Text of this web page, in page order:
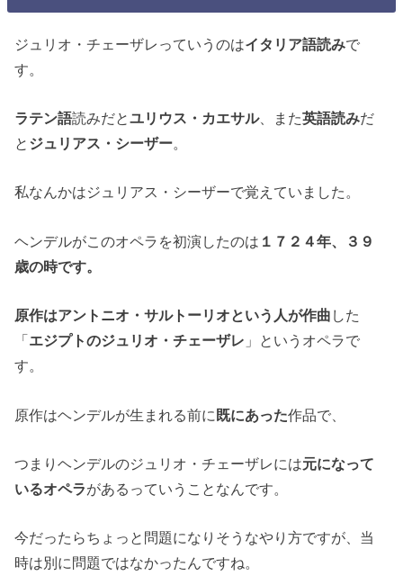
ジュリオ・チェーザレっていうのはイタリア語読みで
す。
ラテン語読みだとユリウス・カエサル、また英語読みだ
と ジュリアス・シーザー。
私なんかはジュリアス・シーザーで覚えていました。
ヘンデルがこのオペラを初演したのは １７２４年、３９
歳の時です。
原作はアントニオ・サルトーリオという人が作曲 した
「エジプトのジュリオ・チェーザレ 」というオペラで
す。
原作はヘンデルが生まれる前に 既にあった作品で、
つまりヘンデルのジュリオ・チェーザレには元になって
いるオペラがあるっていうことなんです。
今だったらちょっと問題になりそうなやり方ですが、当
時は別に問題ではなかったんですね。